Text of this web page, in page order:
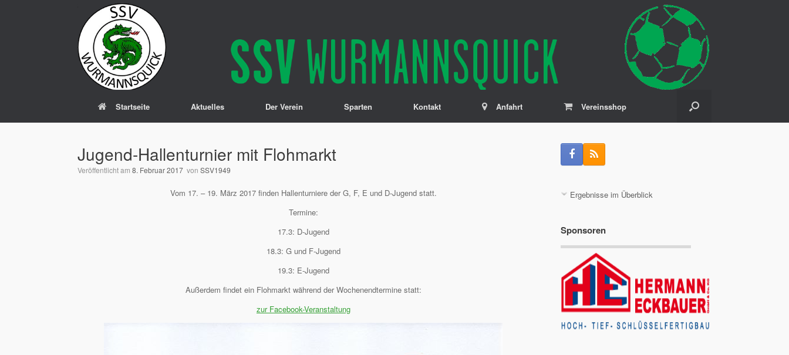
Startseite Aktuelles Der Verein Sparten Kontakt Anfahrt Vereinsshop
Jugend-Hallenturnier mit Flohmarkt
Veröffentlicht am 8. Februar 2017 von SSV1949
Vom 17. – 19. März 2017 finden Hallenturniere der G, F, E und D-Jugend statt.
Termine:
17.3: D-Jugend
18.3: G und F-Jugend
19.3: E-Jugend
Außerdem findet ein Flohmarkt während der Wochenendtermine statt:
zur Facebook-Veranstaltung
Ergebnisse im Überblick
Sponsoren